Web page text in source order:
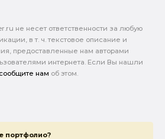
не несет ответственности за любую
в т. ч. текстовое описание и
предоставленные нам авторами
интернета. Если Вы нашли
сообщите нам об этом.
портфолио?